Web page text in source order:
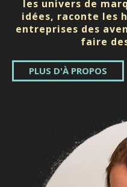
les univers de
idées, raconte les
entreprises des
faire
PLUS D'À PROPOS